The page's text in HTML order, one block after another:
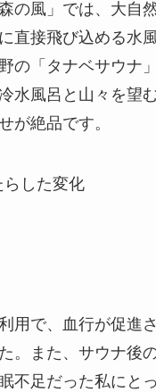
の風」では、大自
直接飛び込める水
の「タナベサウナ
水風呂と山々を望
が絶品です。
した変化
用で、血行が促進
。また、サウナ後
不足だった私にと